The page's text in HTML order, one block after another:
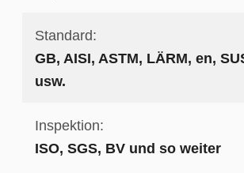
Standard:
GB, AISI, ASTM, LÄRM, en,
usw.
Inspektion:
ISO, SGS, BV und so weiter